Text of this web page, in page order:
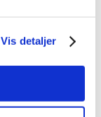
Vis detaljer